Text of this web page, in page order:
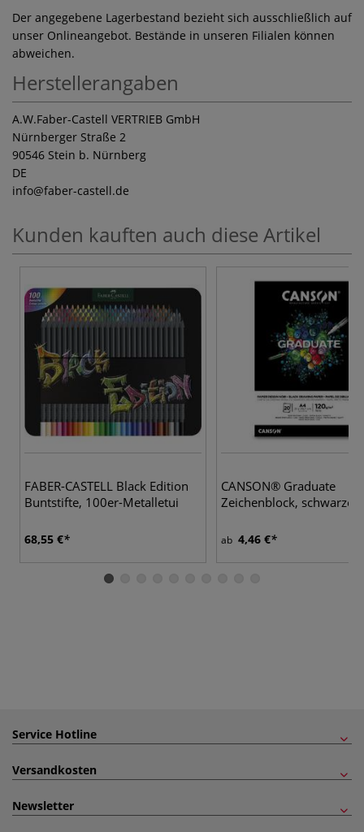
Der angegebene Lagerbestand bezieht sich ausschließlich auf
unser Onlineangebot. Bestände in unseren Filialen können
abweichen.
Herstellerangaben
A.W.Faber-Castell VERTRIEB GmbH
Nürnberger Straße 2
90546 Stein b. Nürnberg
DE
info@faber-castell.de
Kunden kauften auch diese Artikel
FABER-CASTELL Black Edition
Buntstifte, 100er-Metalletui
68,55 €
CANSON® Graduate
Zeichenblock, schwarzes
ab 4,46 €
Service Hotline
Versandkosten
Newsletter